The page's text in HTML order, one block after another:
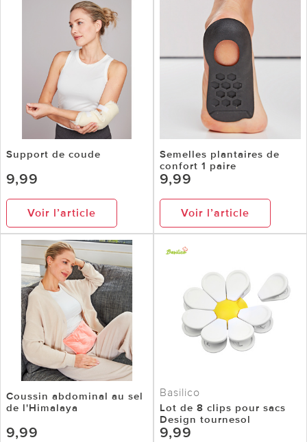
Support de coude
9,99
Voir l’article
Semelles plantaires de
confort 1 paire
9,99
Voir l’article
Coussin abdominal au sel
de l'Himalaya
9,99
Basilico
Lot de 8 clips pour sacs
Design tournesol
9,99